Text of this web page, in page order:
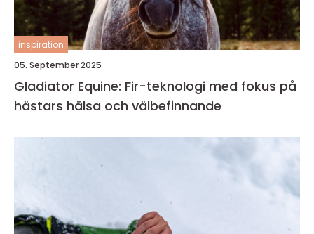
inspiration
05. September 2025
Gladiator Equine: Fir-teknologi med fokus på
hästars hälsa och välbefinnande